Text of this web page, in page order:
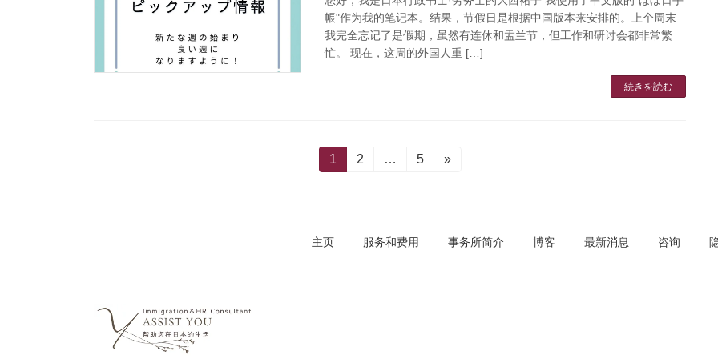
帳"作为我的笔记本。结果，节假日是根据中国版本来安排的。上个周末
我完全忘记了是假期，虽然有连休和盂兰节，但工作和研讨会都非常繁
忙。 现在，这周的外国人重 […]
続きを読む
ジ
送
固
定
1
固
2 …
固
5 »
主页 服务和费用 事务所简介 博客 最新消息 咨询